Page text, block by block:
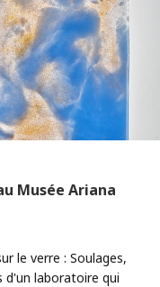
Musée Ariana
le verre : Soulages,
d'un laboratoire qui